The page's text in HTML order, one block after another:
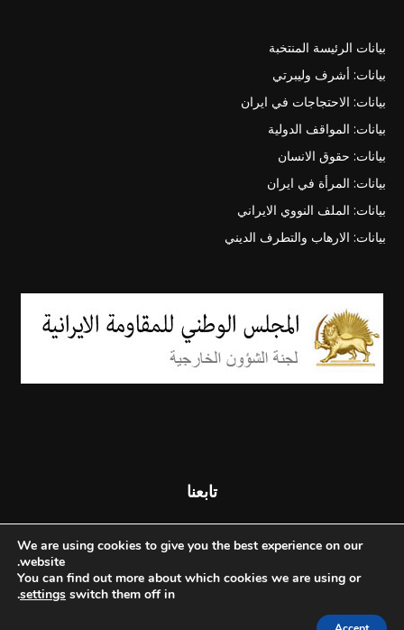
بيانات الرئيسة المنتخبة
بيانات: أشرف وليبرتي
بيانات: الاحتجاجات في ايران
بيانات: المواقف الدولية
بيانات: حقوق الانسان
بيانات: المرأة في ايران
بيانات: الملف النووي الايراني
بيانات: الارهاب والتطرف الديني
تابعنا
We are using cookies to give you the best experience on our
website.
You can find out more about which cookies we are using or
switch them off in
settings
.